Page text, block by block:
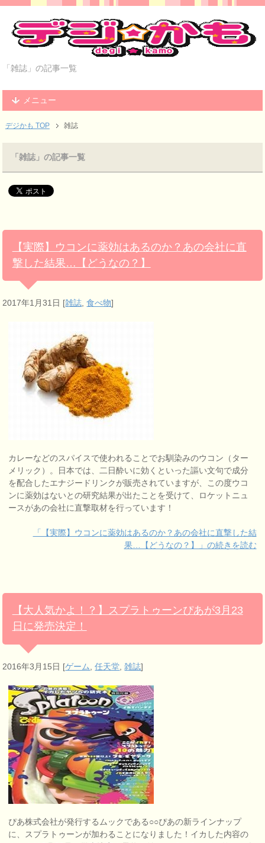
「雑誌」の記事一覧
メニュー
デジかも TOP 雑誌
「雑誌」の記事一覧
【実際】ウコンに薬効はあるのか？あの会社に直
撃した結果…【どうなの？】
2017年1月31日 [雑誌 ,食べ物]
カレーなどのスパイスで使われることでお馴染みのウコン（ター
メリック）。日本では、二日酔いに効くといった謳い文句で成分
を配合したエナジードリンクが販売されていますが、この度ウコ
ンに薬効はないとの研究結果が出たことを受けて、ロケットニュ
ースがあの会社に直撃取材を行っています！
「【実際】ウコンに薬効はあるのか？あの会社に直撃した結
果…【どうなの？】」の続きを読む
【大人気かよ！？】スプラトゥーンぴあが3月23
日に発売決定！
2016年3月15日 [ゲーム ,任天堂 ,雑誌]
ぴあ株式会社が発行するムックである○○ぴあの新ラインナップ
に、スプラトゥーンが加わることになりました！イカした内容の